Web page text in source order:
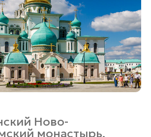
клубы
портал
фабрика
России
Инвесторам
Ново-
монастырь,